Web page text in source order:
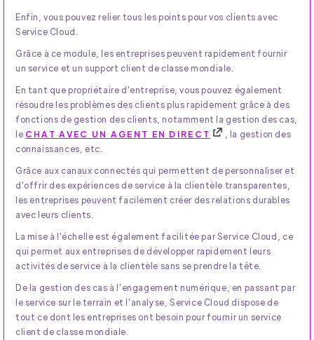
Enfin, vous pouvez relier tous les points pour vos clients avec
Service Cloud.
Grâce à ce module, les entreprises peuvent rapidement fournir
un service et un support client de classe mondiale.
En tant que propriétaire d'entreprise, vous pouvez également
résoudre les problèmes des clients plus rapidement grâce à des
fonctions de gestion des clients, notamment la gestion des cas,
le CHAT AVEC UN AGENT EN DIRECT
, la gestion des
connaissances, etc.
Grâce aux canaux connectés qui permettent de personnaliser et
d'offrir des expériences de service à la clientèle transparentes,
les entreprises peuvent facilement créer des relations durables
avec leurs clients.
La mise à l'échelle est également facilitée par Service Cloud, ce
qui permet aux entreprises de développer rapidement leurs
activités de service à la clientèle sans se prendre la tête.
De la gestion des cas à l'engagement numérique, en passant par
le service sur le terrain et l'analyse, Service Cloud dispose de
tout ce dont les entreprises ont besoin pour fournir un service
client de classe mondiale.